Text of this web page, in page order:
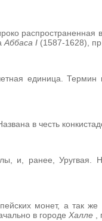
Аббаса I (1587-1628),
единица.
в честь
и, ранее, Уругвая.
монет, а так
в городе Халле